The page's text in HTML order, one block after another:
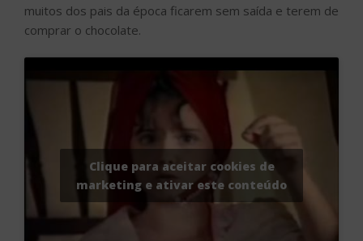
muitos dos pais da época ficarem sem saída e terem de
comprar o chocolate.
Clique para aceitar cookies de
marketing e ativar este conteúdo